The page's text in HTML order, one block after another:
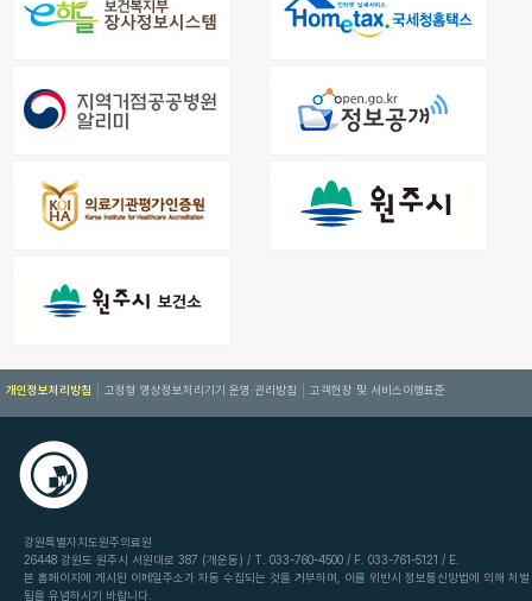
개인정보처리방침 고정형 영상정보처리기기 운영·관리방침 고객헌장 및 서비스이행표준
강원특별자치도원주의료원
26448 강원도 원주시 서원대로 387 (개운동) / T. 033-760-4500 / F. 033-761-5121 / E.
본 홈페이지에 게시된 이메일주소가 자동 수집되는 것을 거부하며, 이를 위반시 정보통신망법에 의해 처벌
됨을 유념하시기 바랍니다.